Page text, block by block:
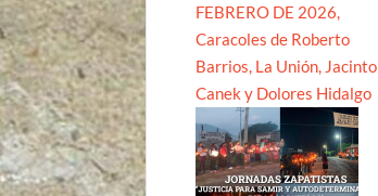
FEBRERO DE 2026,
Caracoles de Roberto
Barrios, La Unión, Jacinto
Canek y Dolores Hidalgo